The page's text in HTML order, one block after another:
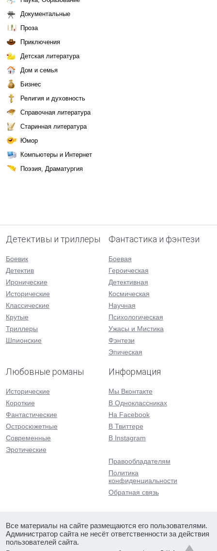
Документальные
Проза
Приключения
Детская литература
Дом и семья
Бизнес
Религия и духовность
Справочная литература
Старинная литература
Юмор
Компьютеры и Интернет
Поэзия, Драматургия
Детективы и триллеры
Боевик
Детектив
Иронические
Исторические
Классические
Крутые
Триллеры
Шпионские
Фантастика и фэнтези
Боевая
Героическая
Детективная
Космическая
Научная
Психологическая
Ужасы и Мистика
Фэнтези
Эпическая
Любовные романы
Исторические
Короткие
Фантастические
Остросюжетные
Современные
Эротические
Информация
Мы Вконтакте
В Одноклассниках
На Facebook
В Твиттере
В Instagram
Правообладателям
Политика
конфиденциальности
Обратная связь
Все материалы на сайте размещаются его пользователями.
Администратор сайта не несёт ответственности за действия
пользователей сайта.